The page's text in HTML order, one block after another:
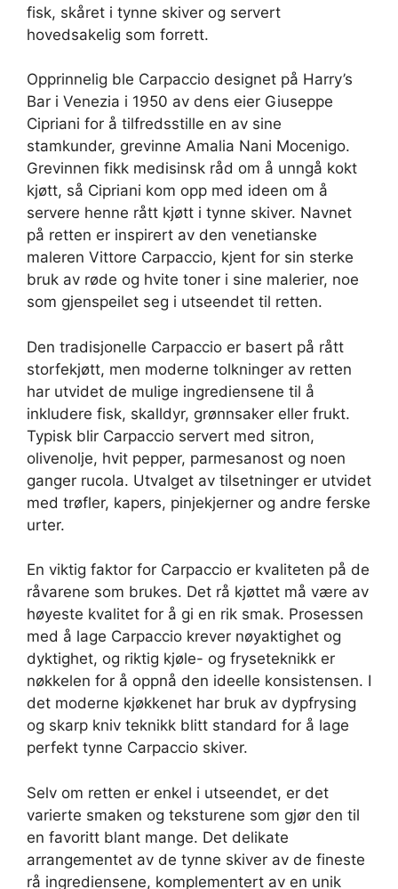
fisk, skåret i tynne skiver og servert
hovedsakelig som forrett.
Opprinnelig ble Carpaccio designet på Harry’s
Bar i Venezia i 1950 av dens eier Giuseppe
Cipriani for å tilfredsstille en av sine
stamkunder, grevinne Amalia Nani Mocenigo.
Grevinnen fikk medisinsk råd om å unngå kokt
kjøtt, så Cipriani kom opp med ideen om å
servere henne rått kjøtt i tynne skiver. Navnet
på retten er inspirert av den venetianske
maleren Vittore Carpaccio, kjent for sin sterke
bruk av røde og hvite toner i sine malerier, noe
som gjenspeilet seg i utseendet til retten.
Den tradisjonelle Carpaccio er basert på rått
storfekjøtt, men moderne tolkninger av retten
har utvidet de mulige ingrediensene til å
inkludere fisk, skalldyr, grønnsaker eller frukt.
Typisk blir Carpaccio servert med sitron,
olivenolje, hvit pepper, parmesanost og noen
ganger rucola. Utvalget av tilsetninger er utvidet
med trøfler, kapers, pinjekjerner og andre ferske
urter.
En viktig faktor for Carpaccio er kvaliteten på de
råvarene som brukes. Det rå kjøttet må være av
høyeste kvalitet for å gi en rik smak. Prosessen
med å lage Carpaccio krever nøyaktighet og
dyktighet, og riktig kjøle- og fryseteknikk er
nøkkelen for å oppnå den ideelle konsistensen. I
det moderne kjøkkenet har bruk av dypfrysing
og skarp kniv teknikk blitt standard for å lage
perfekt tynne Carpaccio skiver.
Selv om retten er enkel i utseendet, er det
varierte smaken og teksturene som gjør den til
en favoritt blant mange. Det delikate
arrangementet av de tynne skiver av de fineste
rå ingrediensene, komplementert av en unik